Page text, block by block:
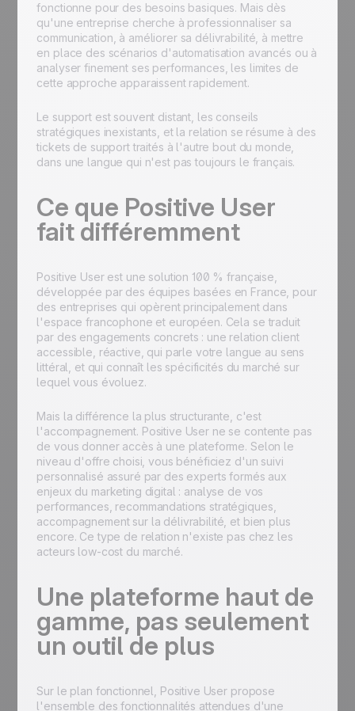
fonctionne pour des besoins basiques. Mais dès
qu'une entreprise cherche à professionnaliser sa
communication, à améliorer sa délivrabilité, à mettre
en place des scénarios d'automatisation avancés ou à
analyser finement ses performances, les limites de
cette approche apparaissent rapidement.
Le support est souvent distant, les conseils
stratégiques inexistants, et la relation se résume à des
tickets de support traités à l'autre bout du monde,
dans une langue qui n'est pas toujours le français.
Ce que Positive User
fait différemment
Positive User est une solution 100 % française,
développée par des équipes basées en France, pour
des entreprises qui opèrent principalement dans
l'espace francophone et européen. Cela se traduit
par des engagements concrets : une relation client
accessible, réactive, qui parle votre langue au sens
littéral, et qui connaît les spécificités du marché sur
lequel vous évoluez.
Mais la différence la plus structurante, c'est
l'accompagnement. Positive User ne se contente pas
de vous donner accès à une plateforme. Selon le
niveau d'offre choisi, vous bénéficiez d'un suivi
personnalisé assuré par des experts formés aux
enjeux du marketing digital : analyse de vos
performances, recommandations stratégiques,
accompagnement sur la délivrabilité, et bien plus
encore. Ce type de relation n'existe pas chez les
acteurs low-cost du marché.
Une plateforme haut de
gamme, pas seulement
un outil de plus
Sur le plan fonctionnel, Positive User propose
l'ensemble des fonctionnalités attendues d'une